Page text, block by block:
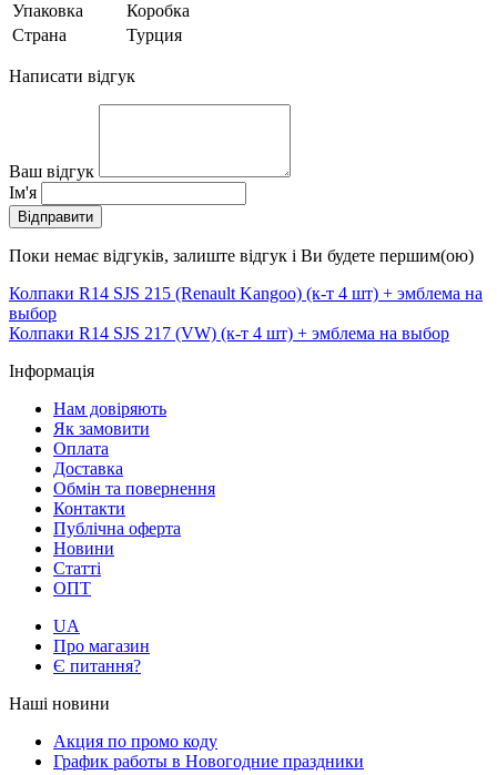
Упаковка
Коробка
Страна
Турция
Написати відгук
Ваш відгук
Ім'я
Відправити
Поки немає відгуків, залиште відгук і Ви будете першим(ою)
Колпаки R14 SJS 215 (Renault Kangoo) (к-т 4 шт) + эмблема на
выбор
Колпаки R14 SJS 217 (VW) (к-т 4 шт) + эмблема на выбор
Інформація
Нам довіряють
Як замовити
Оплата
Доставка
Обмін та повернення
Контакти
Публічна оферта
Новини
Статті
ОПТ
UA
Про магазин
Є питання?
Наші новини
Акция по промо коду
График работы в Новогодние праздники